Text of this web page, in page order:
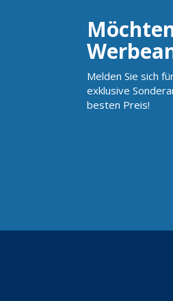
Melden Sie sich
exklusive
besten Preis!